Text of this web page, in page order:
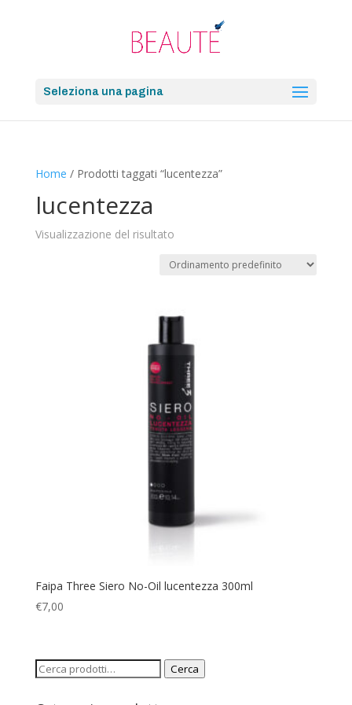
Seleziona una pagina
Home / Prodotti taggati “lucentezza”
lucentezza
Visualizzazione del risultato
Faipa Three Siero No-Oil lucentezza 300ml
€7,00
Cerca: Cerca